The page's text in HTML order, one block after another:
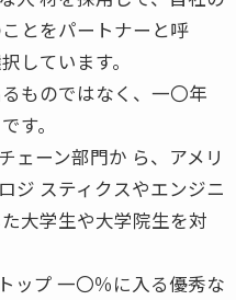
とをパートナーと呼
しています。
ものではなく、一〇年
す。
ェーン部門か ら、アメリ
ジ スティクスやエンジニ
大学生や大学院生を対
ップ 一〇％に入る優秀な